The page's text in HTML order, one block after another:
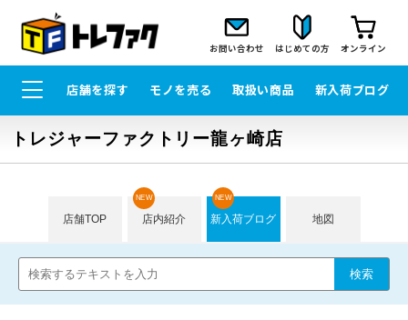
お問い合わせ はじめての方 オンライン
店舗を探す モノを売る 取扱い商品 新入荷ブログ
トレジャーファクトリー龍ヶ崎店
店舗TOP 店内紹介
NEW
新入荷ブログ
NEW
地図